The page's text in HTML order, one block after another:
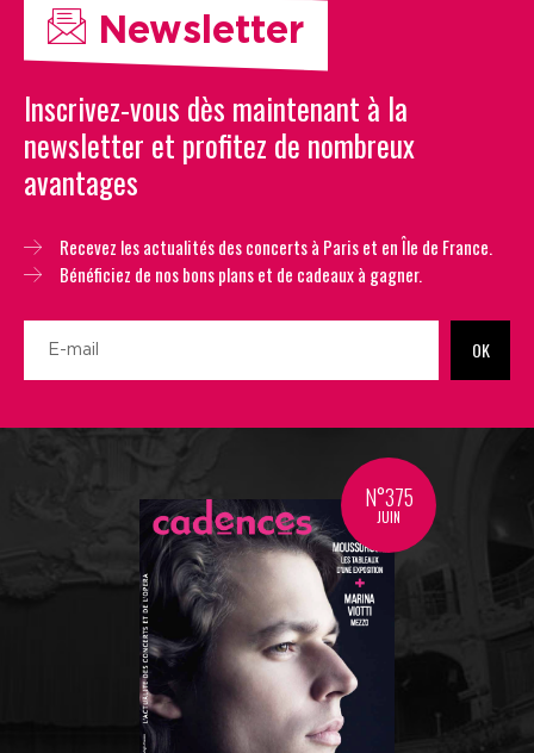
Newsletter
Inscrivez-vous dès maintenant à la
newsletter et profitez de nombreux
avantages
Recevez les actualités des concerts à Paris et en Île de France.
Bénéficiez de nos bons plans et de cadeaux à gagner.
OK
N°375
JUIN